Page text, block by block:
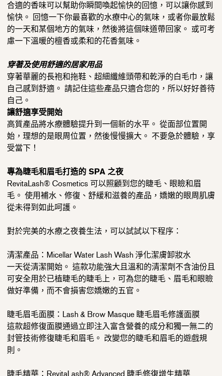
合適的香味可以幫助你瞬間喚起愉快的回憶，可以讓你感到
愉快。 回憶一下你最喜歡的水療中心的氣味， 或者你最放鬆
的一天和某個地方的氣味，然後將這個味道帶回家。 或可考
慮一下溫暖的檀香或柔和的花香氣味。
穿著及使用舒適的居家用品
穿著華麗的長袍和拖鞋、超細纖維頭帶和乾淨的白毛巾， 讓
自己感到舒適。 請記住這些產品只適合您的，所以好好善待
自己。
讓舒適享受開始
高質產品將水療體驗提升到一個新的水平。 從面部位置開
始，理想的是眼周位置，然後慢慢擴大。 不要急於體驗，享
受當下！
專為睫毛和眉毛打造的 SPA 之夜
RevitaLash® Cosmetics 可以照顧到您的睫毛、眼瞼和眉
毛。 使用補水、修復、舒緩和滋養的產品， 嬌嫩的眼周肌膚
從未得到如此呵護。
對於完美的水療之夜養生法，可以試試以下程序：
清潔產品：Micellar Water Lash Wash 淨化潔膚卸妝水
一天從清潔開始。 這款功能強大且溫和的清潔劑不含油份且
可安全用於已植睫毛的睫毛上，可為您的睫毛、眉毛和眼瞼
做好準備，而不會損害您嬌嫩的五官。
睫毛眉毛面膜：Lash & Brow Masque 睫毛眉毛修護面膜
這款超修復面膜通過立即注入富含營養的成分和獨一無二的
封管技術修復睫毛和眉毛。 改變您的睫毛和眉毛的遊戲規
則。
睫毛精華：RevitaLash® Advanced 睫毛修復增生精華